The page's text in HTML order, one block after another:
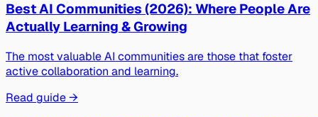
Best AI Communities (2026): Where People Are
Actually Learning & Growing
The most valuable AI communities are those that foster
active collaboration and learning.
Read guide →